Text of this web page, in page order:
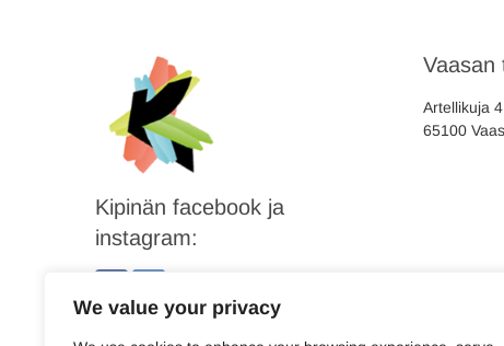
We value your privacy
Kipinän facebook ja
instagram:
Vaasan
Artellikuja 4
65100